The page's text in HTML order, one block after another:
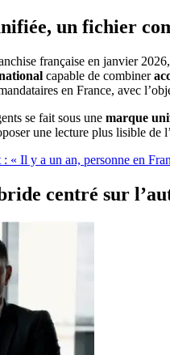
un fichier
française en janvier
capable de combiner
en France, avec
se fait sous une marque
une lecture plus lisible
« Il y a un an, personne en
centré sur